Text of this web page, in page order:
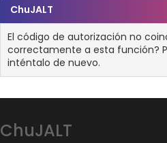
ChuJALT
El código de autorización no
correctamente a esta función?
inténtalo de nuevo.
ChuJALT